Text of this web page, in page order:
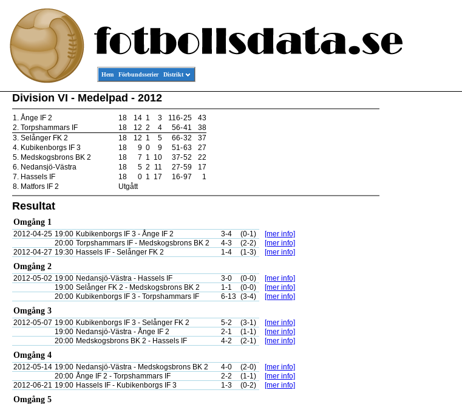
Hem Förbundsserier Distrikt
Division VI - Medelpad - 2012
1. Ånge IF 2 18 14 1 3 116-25
43
2. Torpshammars IF 18 12 2 4 56-41
38
3. Selånger FK 2 18 12 1 5 66-32
37
4. Kubikenborgs IF 3 18 9 0 9 51-63
27
5. Medskogsbrons BK 2 18 7 1 10 37-52
22
6. Nedansjö-Västra 18 5 2 11 27-59
17
7. Hassels IF 18 0 1 17 16-97
1
8. Matfors IF 2 Utgått
Resultat
Omgång 1
2012-04-25 19:00 Kubikenborgs IF 3 - Ånge IF 2 3-4 (0-1)
[mer info]
20:00 Torpshammars IF - Medskogsbrons BK 2 4-3 (2-2)
[mer info]
2012-04-27 19:30 Hassels IF - Selånger FK 2 1-4 (1-3) [mer info]
Omgång 2
2012-05-02 19:00 Nedansjö-Västra - Hassels IF 3-0 (0-0)
[mer info]
19:00 Selånger FK 2 - Medskogsbrons BK 2 1-1 (0-0)
[mer info]
20:00 Kubikenborgs IF 3 - Torpshammars IF 6-13 (3-4) [mer info]
Omgång 3
2012-05-07 19:00 Kubikenborgs IF 3 - Selånger FK 2 5-2 (3-1)
[mer info]
19:00 Nedansjö-Västra - Ånge IF 2 2-1 (1-1)
[mer info]
20:00 Medskogsbrons BK 2 - Hassels IF 4-2 (2-1) [mer info]
Omgång 4
2012-05-14 19:00 Nedansjö-Västra - Medskogsbrons BK 2 4-0 (2-0)
[mer info]
20:00 Ånge IF 2 - Torpshammars IF 2-2 (1-1)
[mer info]
2012-06-21 19:00 Hassels IF - Kubikenborgs IF 3 1-3 (0-2) [mer info]
Omgång 5